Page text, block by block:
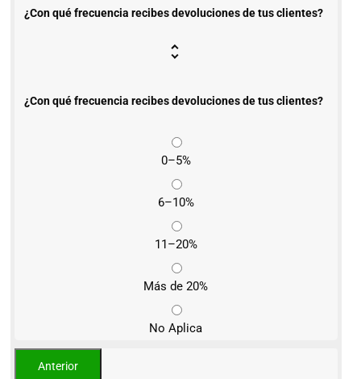
¿Con qué frecuencia recibes devoluciones de tus clientes?
¿Con qué frecuencia recibes devoluciones de tus clientes?
0–5%
6–10%
11–20%
Más de 20%
No Aplica